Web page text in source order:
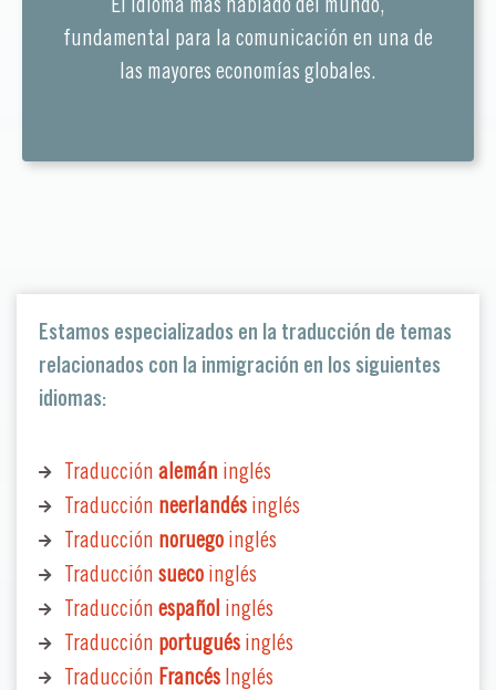
El idioma más hablado del mundo,
fundamental para la comunicación en una de
las mayores economías globales.
Estamos especializados en la traducción de temas
relacionados con la inmigración en los siguientes
idiomas:
Traducción alemán inglés
Traducción neerlandésinglés
Traducción noruegoinglés
Traducción suecoinglés
Traducción español inglés
Traducción portuguésinglés
Traducción FrancésInglés